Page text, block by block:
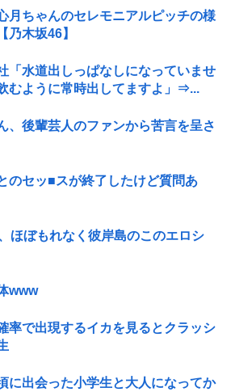
月ちゃんのセレモニアルピッチの様
乃木坂46】
「水道出しっぱなしになっていませ
むように常時出してますよ」⇒...
、後輩芸人のファンから苦言を呈さ
のセッ■スが終了したけど質問あ
ほぼもれなく彼岸島のこのエロシ
www
率で出現するイカを見るとクラッシ
に出会った小学生と大人になってか